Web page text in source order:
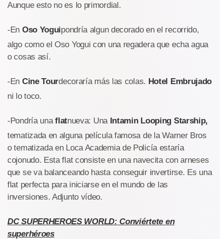
Aunque esto no es lo primordial.
-En Oso Yoguipondría algun decorado en el recorrido,
algo como el Oso Yogui con una regadera que echa agua
o cosas así.
-En Cine Tourdecoraría más las colas. Hotel Embrujado
ni lo toco.
-Pondría unaflatnueva: Una Intamin Looping Starship,
tematizada en alguna película famosa de la Warner Bros
o tematizada en Loca Academia de Policía estaría
cojonudo. Esta flat consiste en una navecita con arneses
que se va balanceando hasta conseguir invertirse. Es una
flat perfecta para iniciarse en el mundo de las
inversiones. Adjunto vídeo.
DC SUPERHEROES WORLD: Conviértete en
superhéroes